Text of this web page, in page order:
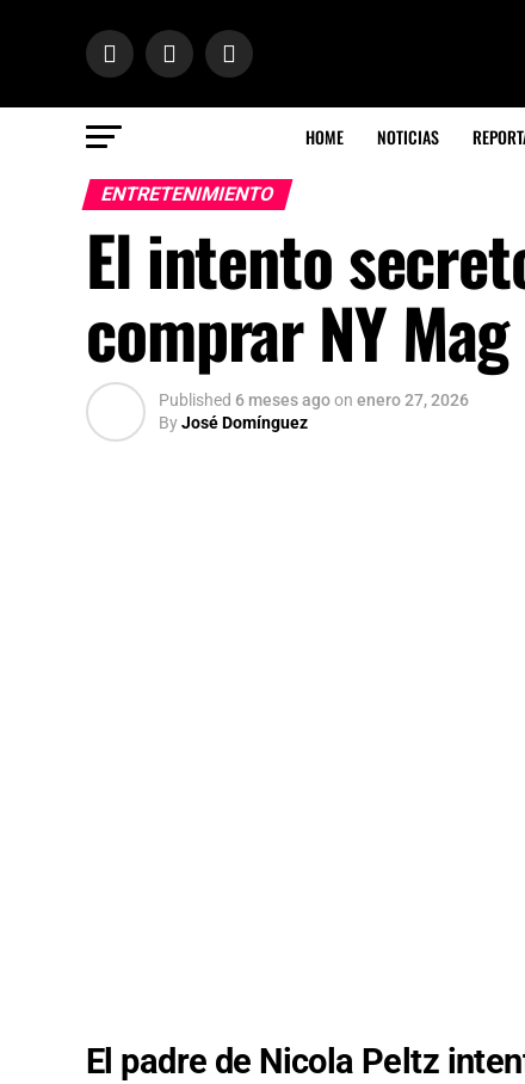
HOME NOTICIAS
ENTRETENIMIENTO
El intento
comprar NY
Published 6 meses agoon enero 27, 2026
ByJosé Domínguez
El padre de Nicola Peltz